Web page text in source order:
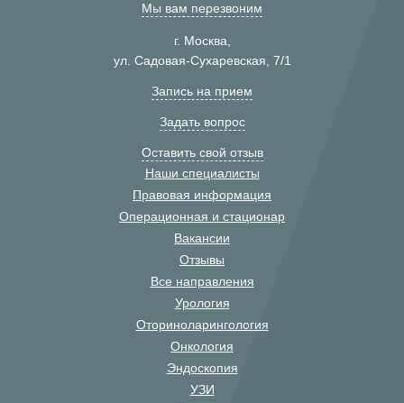
Мы вам перезвоним
г. Москва,
ул. Садовая-Сухаревская, 7/1
Запись на прием
Задать вопрос
Оставить свой отзыв
Наши специалисты
Правовая информация
Операционная и стационар
Вакансии
Отзывы
Все направления
Урология
Оториноларингология
Онкология
Эндоскопия
УЗИ